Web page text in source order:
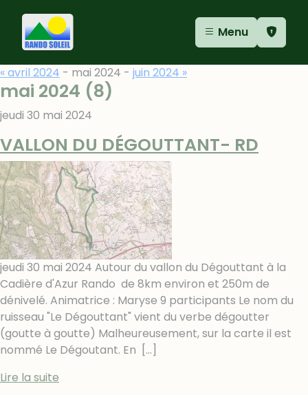
Menu
« avril 2024 - mai 2024 - juin 2024 »
mai 2024 (8)
jeudi 30 mai 2024
VALLON DU DÉGOUTTANT- RD
jeudi 30 mai 2024 Autour du vallon du Dégouttant à la
Cadière d'Azur Rando de 8km environ et 250m de
dénivelé. Animatrice : Maryse 9 participants Le nom du
ruisseau "Le Dégouttant" vient du verbe dégoutter
(goutte à goutte) Malheureusement, sur la carte il est
nommé Le Dégoutant. En
[…]
Lire la suite